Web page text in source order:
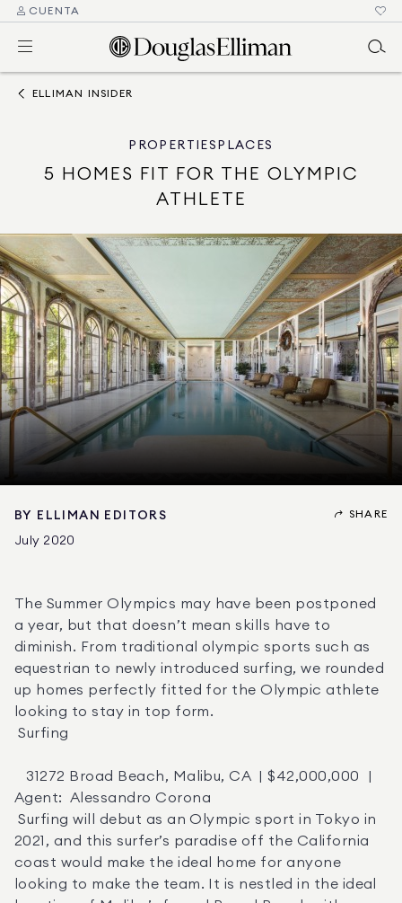
CUENTA
ELLIMAN INSIDER
PROPERTIES PLACES
5 HOMES FIT FOR THE OLYMPIC
ATHLETE
BY
ELLIMAN EDITORS
July 2020
SHARE
The Summer Olympics may have been postponed
a year, but that doesn’t mean skills have to
diminish. From traditional olympic sports such as
equestrian to newly introduced surfing, we rounded
up homes perfectly fitted for the Olympic athlete
looking to stay in top form.
Surfing
Agent:  Alessandro Corona
Surfing will debut as an Olympic sport in Tokyo in
2021, and this surfer’s paradise off the California
coast would make the ideal home for anyone
looking to make the team. It is nestled in the ideal